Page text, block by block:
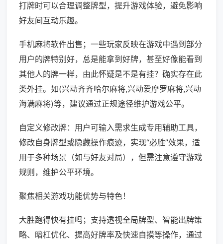
打牌时可以合理调整牌型，提升游戏体验，避免影响
好友间互动乐趣。
手机麻将软件出售；一些玩家反映在游戏中遇到部分
用户的牌特别好，总是能拿到好牌，甚至好像能看到
其他人的牌一样，由此怀疑是不是有挂？确实存在此
类外挂。如(兴动齐齐哈尔麻将,兴动爱摩罗麻将,兴动
海满麻将)等，建议通过正规途径维护游戏公平。
自定义修改牌：用户可输入需求生成专用辅助工具，
修改自身牌型或隐藏操作痕迹，实现“必胜”效果，适
用于多种场景（如与好友对局），但需注意遵守游戏
规则，维护公平环境。
聚焦相关游戏功能优势与特色！
大胜跑得快有挂吗；支持透视全局牌型、智能出牌策
略、暗杠优化、提高好牌率及快速自摸等操作，通过